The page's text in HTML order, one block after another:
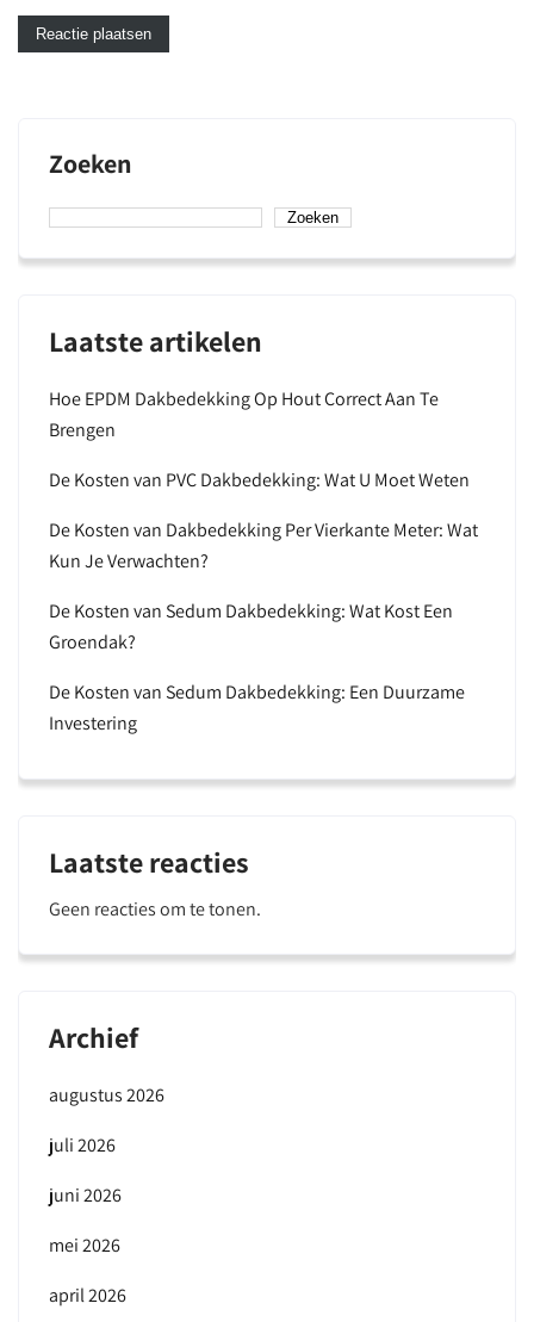
Zoeken
Zoeken
Laatste artikelen
Hoe EPDM Dakbedekking Op Hout Correct Aan Te
Brengen
De Kosten van PVC Dakbedekking: Wat U Moet Weten
De Kosten van Dakbedekking Per Vierkante Meter: Wat
Kun Je Verwachten?
De Kosten van Sedum Dakbedekking: Wat Kost Een
Groendak?
De Kosten van Sedum Dakbedekking: Een Duurzame
Investering
Laatste reacties
Geen reacties om te tonen.
Archief
augustus 2026
juli 2026
juni 2026
mei 2026
april 2026